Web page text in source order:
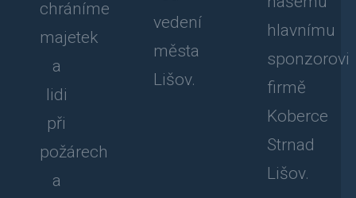
chráníme
majetek
a
lidi
při
požárech
a
vedení
města
Lišov.
hlavnímu
sponzorovi
firmě
Koberce
Strnad
Lišov.